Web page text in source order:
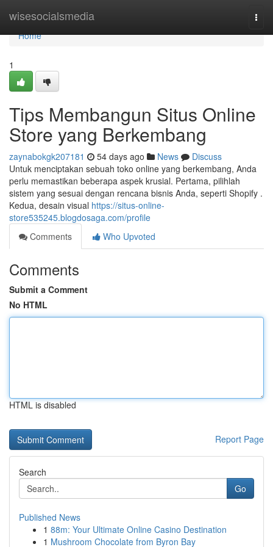
wisesocialsmedia
Home
Home
1
Tips Membangun Situs Online
Store yang Berkembang
zaynabokgk207181 54 days ago News
Discuss
Untuk menciptakan sebuah toko online yang berkembang, Anda
perlu memastikan beberapa aspek krusial. Pertama, pilihlah
sistem yang sesuai dengan rencana bisnis Anda, seperti Shopify .
Kedua, desain visual https://situs-online-
store535245.blogdosaga.com/profile
Comments
Who Upvoted
Comments
Submit a Comment
No HTML
HTML is disabled
Report Page
Search
Go
Published News
1 88m: Your Ultimate Online Casino Destination
1 Mushroom Chocolate from Byron Bay